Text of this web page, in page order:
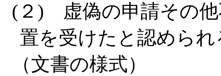
(２) 虚偽の申請その他
置を受けたと認めら
（文書の様式）